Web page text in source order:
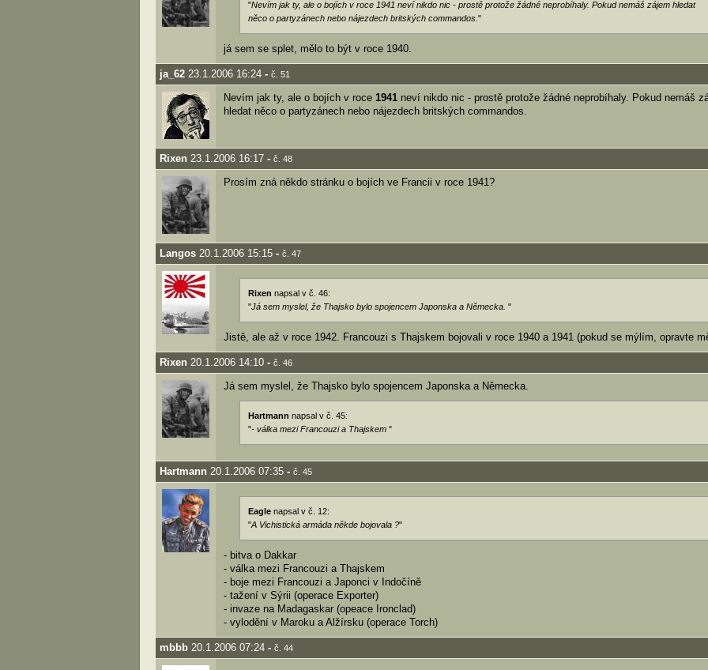
"Nevím jak ty, ale o bojích v roce 1941 neví nikdo nic - prostě protože žádné neprobíhaly. Pokud nemáš zájem hledat
něco o partyzánech nebo nájezdech britských commandos. "
já sem se splet, mělo to být v roce 1940.
ja_62 23.1.2006 16:24 - č. 51
Nevím jak ty, ale o bojích v roce 1941 neví nikdo nic - prostě protože žádné neprobíhaly. Pokud nemáš
hledat něco o partyzánech nebo nájezdech britských commandos.
Rixen 23.1.2006 16:17 - č. 48
Prosím zná někdo stránku o bojích ve Francii v roce 1941?
Langos 20.1.2006 15:15 - č. 47
Rixen napsal v č. 46:
"Já sem myslel, že Thajsko bylo spojencem Japonska a Německa. "
Jistě, ale až v roce 1942. Francouzi s Thajskem bojovali v roce 1940 a 1941 (pokud se mýlím, opravte
Rixen 20.1.2006 14:10 - č. 46
Já sem myslel, že Thajsko bylo spojencem Japonska a Německa.
Hartmann napsal v č. 45:
"- válka mezi Francouzi a Thajskem "
Hartmann 20.1.2006 07:35 - č. 45
Eagle napsal v č. 12:
"A Vichistická armáda někde bojovala ?"
- bitva o Dakkar
- válka mezi Francouzi a Thajskem
- boje mezi Francouzi a Japonci v Indočíně
- tažení v Sýrii (operace Exporter)
- invaze na Madagaskar (opeace Ironclad)
- vylodění v Maroku a Alžírsku (operace Torch)
mbbb 20.1.2006 07:24 - č. 44